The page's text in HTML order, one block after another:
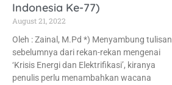
Indonesia Ke-77)
August 21, 2022
Oleh : Zainal, M.Pd *) Menyambung tulisan
sebelumnya dari rekan-rekan mengenai
‘Krisis Energi dan Elektrifikasi’, kiranya
penulis perlu menambahkan wacana